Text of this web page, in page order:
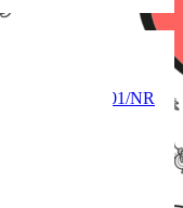
Racer GC/G001/NR